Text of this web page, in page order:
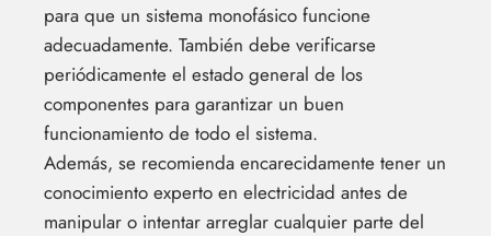
para que un sistema monofásico funcione
adecuadamente. También debe verificarse
periódicamente el estado general de los
componentes para garantizar un buen
funcionamiento de todo el sistema.
Además, se recomienda encarecidamente tener un
conocimiento experto en electricidad antes de
manipular o intentar arreglar cualquier parte del